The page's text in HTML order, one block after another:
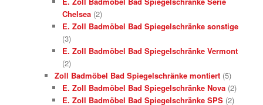
Chelsea (2)
E. Zoll Badmöbel Bad Spiegelschränke sonstige
(3)
E. Zoll Badmöbel Bad Spiegelschränke Vermont
(2)
Zoll Badmöbel Bad Spiegelschränke montiert (5)
E. Zoll Badmöbel Bad Spiegelschränke Nova (2)
E. Zoll Badmöbel Bad Spiegelschränke SPS (2)